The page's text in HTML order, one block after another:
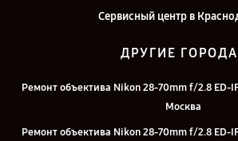
Сервисный центр в
ДРУГИЕ ГОРОДА
Ремонт объектива Nikon 28-70mm f/2.8 ED-
Москва
Ремонт объектива Nikon 28-70mm f/2.8 ED-